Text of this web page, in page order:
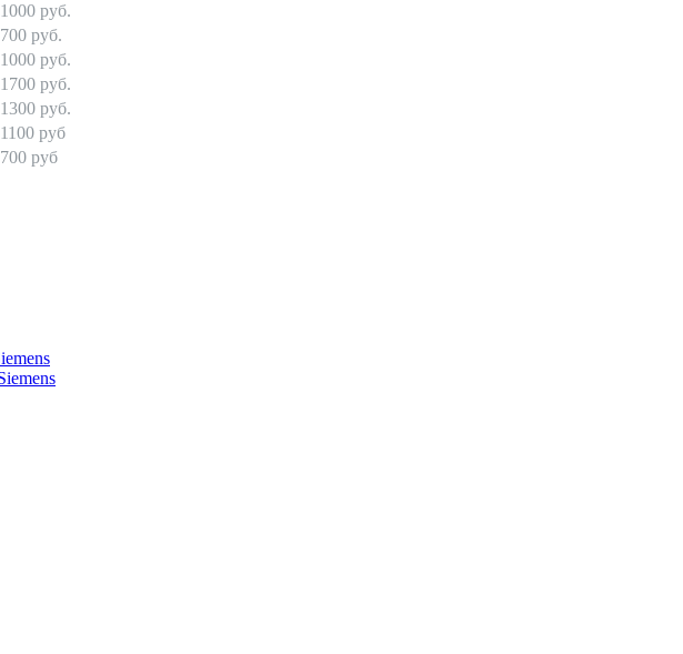
руб.
руб.
руб.
руб.
руб.
руб
руб